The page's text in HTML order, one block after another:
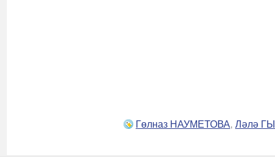
Гөлназ НАУМЕТОВА, Ләлә